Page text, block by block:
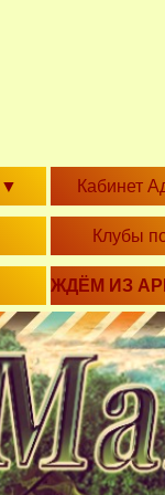
▼ Кабинет
Клубы
ЖДЁМ ИЗ